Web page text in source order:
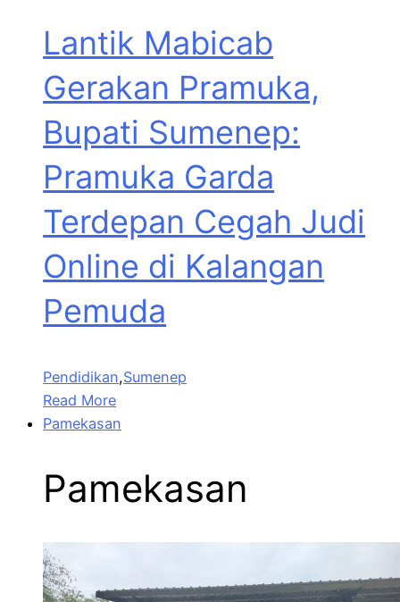
Lantik Mabicab
Gerakan Pramuka,
Bupati Sumenep:
Pramuka Garda
Terdepan Cegah Judi
Online di Kalangan
Pemuda
Pendidikan,Sumenep
Read More
Pamekasan
Pamekasan